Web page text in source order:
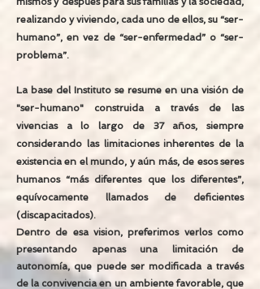
realizando y viviendo, cada uno de ellos, su “ser-
humano”, en vez de “ser-enfermedad” o “ser-
problema”.
La base del Instituto se resume en una visión de
"ser-humano" construida a través de las
vivencias a lo largo de 37 años, siempre
considerando las limitaciones inherentes de la
existencia en el mundo, y aún más, de esos seres
humanos “más diferentes que los diferentes”,
equívocamente llamados de deficientes
(discapacitados).
Dentro de esa vision, preferimos verlos como
presentando apenas una limitación de
autonomía, que puede ser modificada a través
de la convivencia en un ambiente favorable, que